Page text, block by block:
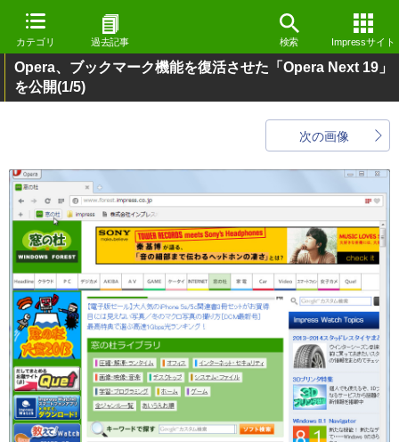
カテゴリ 過去記事 検索 Impressサイト
Opera、ブックマーク機能を復活させた「Opera Next 19」
を公開(1/5)
次の画像